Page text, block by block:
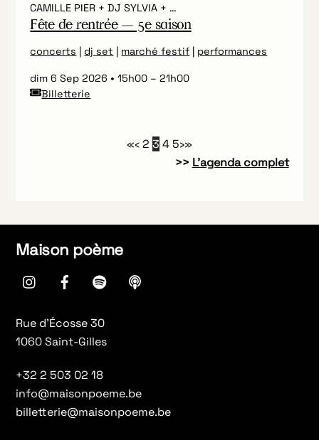
CAMILLE PIER + DJ SYLVIA + …
Fête de rentrée — 5e saison
concerts |dj set | marché festif | performances
dim 6 Sep 2026 15h00 –21h00
Billetterie
«‹2 3 45›»
>> L’agenda complet
Maison poème
instagramFacebookspotify
Rue d’Écosse 30
1060 Saint-Gilles
+32 2 503 02 18
info@maisonpoeme.be
billetterie@maisonpoeme.be